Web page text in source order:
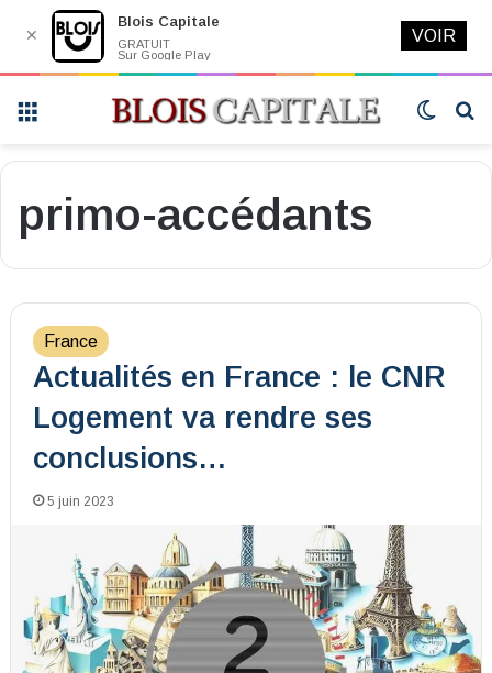
Switch
primo-accédants
France
Actualités en France : le CNR
Logement va rendre ses
conclusions…
5 juin 2023
✕
Blois Capitale
GRATUIT
Sur Google Play
VOIR